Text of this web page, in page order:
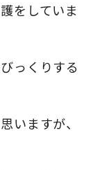
をしていま
っくりする
いますが、